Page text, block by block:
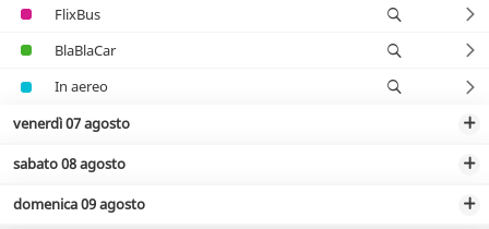
FlixBus
BlaBlaCar
In aereo
venerdì 07 agosto
sabato 08 agosto
domenica 09 agosto